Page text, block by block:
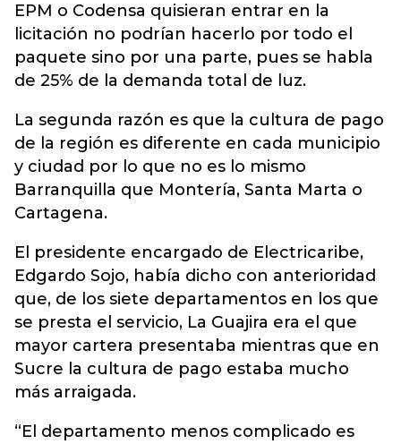
EPM o Codensa quisieran entrar en la
licitación no podrían hacerlo por todo el
paquete sino por una parte, pues se habla
de 25% de la demanda total de luz.
La segunda razón es que la cultura de pago
de la región es diferente en cada municipio
y ciudad por lo que no es lo mismo
Barranquilla que Montería, Santa Marta o
Cartagena.
El presidente encargado de Electricaribe,
Edgardo Sojo, había dicho con anterioridad
que, de los siete departamentos en los que
se presta el servicio, La Guajira era el que
mayor cartera presentaba mientras que en
Sucre la cultura de pago estaba mucho
más arraigada.
“El departamento menos complicado es